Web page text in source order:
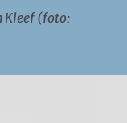
Kleef (foto: